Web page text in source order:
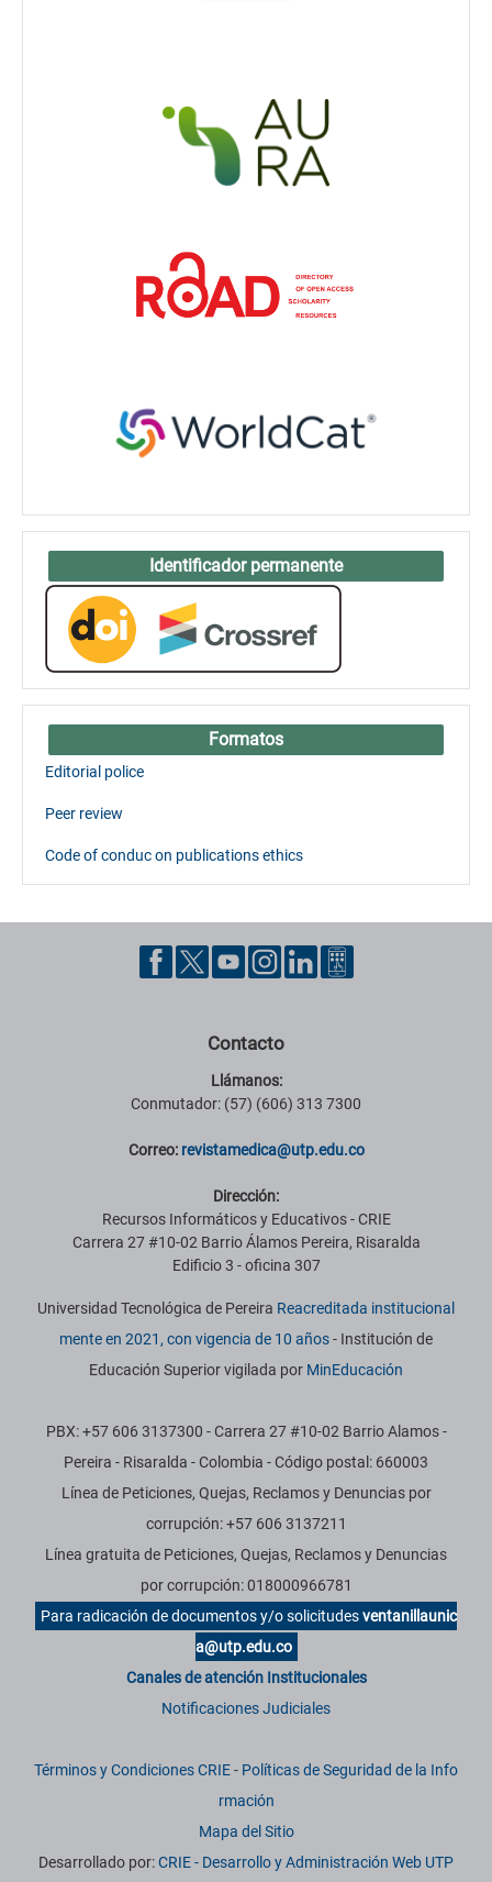
Identificador permanente
Formatos
Editorial police
Peer review
Code of conduc on publications ethics
Contacto
Llámanos:
Conmutador: (57) (606) 313 7300
Correo: revistamedica@utp.edu.co
Dirección:
Recursos Informáticos y Educativos - CRIE
Carrera 27 #10-02 Barrio Álamos Pereira, Risaralda
Edificio 3 - oficina 307
Universidad Tecnológica de Pereira Reacreditada institucional
mente en 2021, con vigencia de 10 años- Institución de
Educación Superior vigilada por MinEducación
PBX: +57 606 3137300 - Carrera 27 #10-02 Barrio Alamos -
Pereira - Risaralda - Colombia - Código postal: 660003
Línea de Peticiones, Quejas, Reclamos y Denuncias por
corrupción: +57 606 3137211
Línea gratuita de Peticiones, Quejas, Reclamos y Denuncias
por corrupción: 018000966781
Para radicación de documentos y/o solicitudesventanillaunic
a@utp.edu.co
Canales de atención Institucionales
Notificaciones Judiciales
Términos y Condiciones CRIE- Políticas de Seguridad de la Info
rmación
Mapa del Sitio
Desarrollado por:CRIE - Desarrollo y Administración Web UTP